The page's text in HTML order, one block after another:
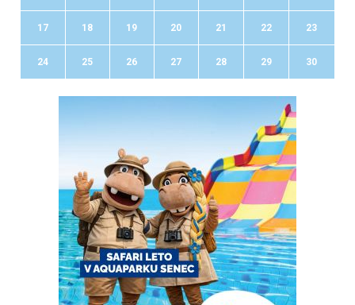
17 18 19 20 21 22 23
24 25 26 27 28 29 30